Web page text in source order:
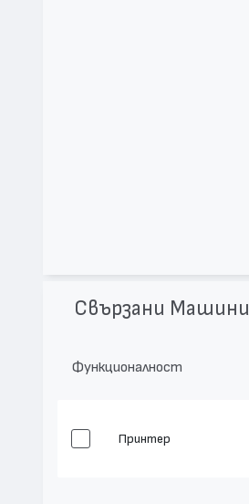
Свързани Машини
Функционалност
Принтер